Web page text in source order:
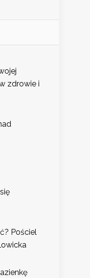
zdrowie i
Pościel